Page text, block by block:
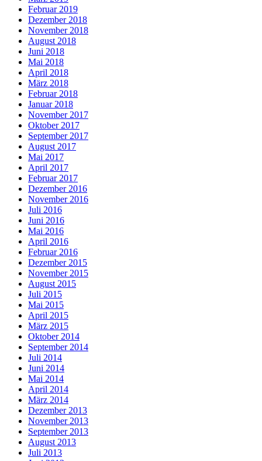
Februar 2019
Dezember 2018
November 2018
August 2018
Juni 2018
Mai 2018
April 2018
März 2018
Februar 2018
Januar 2018
November 2017
Oktober 2017
September 2017
August 2017
Mai 2017
April 2017
Februar 2017
Dezember 2016
November 2016
Juli 2016
Juni 2016
Mai 2016
April 2016
Februar 2016
Dezember 2015
November 2015
August 2015
Juli 2015
Mai 2015
April 2015
März 2015
Oktober 2014
September 2014
Juli 2014
Juni 2014
Mai 2014
April 2014
März 2014
Dezember 2013
November 2013
September 2013
August 2013
Juli 2013